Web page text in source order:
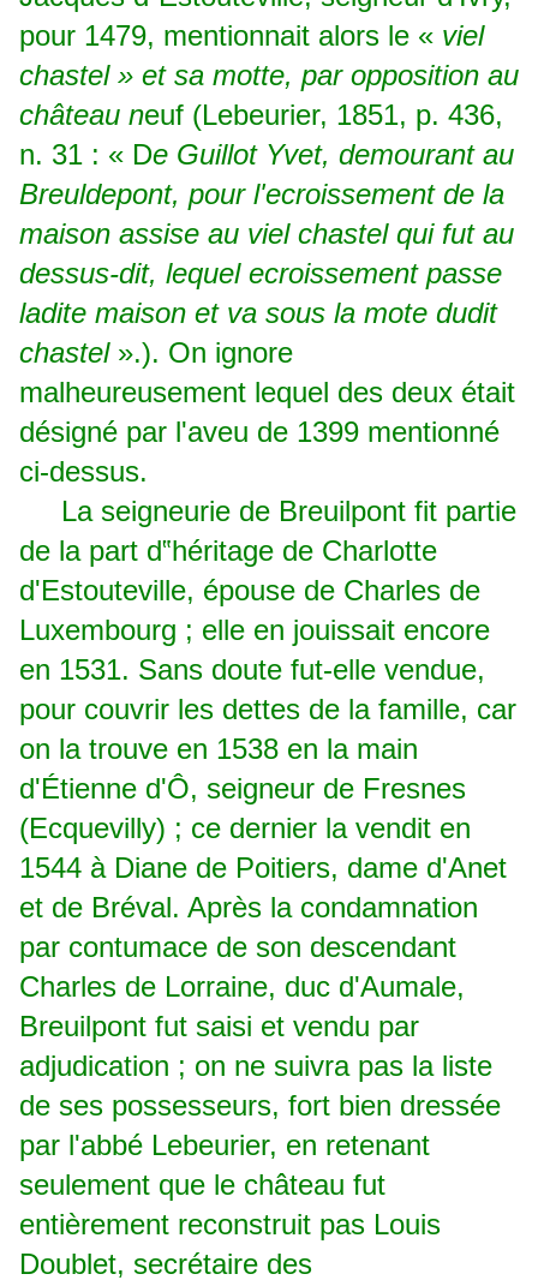
pour 1479, mentionnait alors le « viel
chastel » et sa motte, par opposition au
château neuf (Lebeurier, 1851, p. 436,
n. 31 : « De Guillot Yvet, demourant au
Breuldepont, pour l'ecroissement de la
maison assise au viel chastel qui fut au
dessus-dit, lequel ecroissement passe
ladite maison et va sous la mote dudit
chastel».). On ignore
malheureusement lequel des deux était
désigné par l'aveu de 1399 mentionné
ci-dessus.
La seigneurie de Breuilpont fit partie
de la part d‟héritage de Charlotte
d'Estouteville, épouse de Charles de
Luxembourg ; elle en jouissait encore
en 1531. Sans doute fut-elle vendue,
pour couvrir les dettes de la famille, car
on la trouve en 1538 en la main
d'Étienne d'Ô, seigneur de Fresnes
(Ecquevilly) ; ce dernier la vendit en
1544 à Diane de Poitiers, dame d'Anet
et de Bréval. Après la condamnation
par contumace de son descendant
Charles de Lorraine, duc d'Aumale,
Breuilpont fut saisi et vendu par
adjudication ; on ne suivra pas la liste
de ses possesseurs, fort bien dressée
par l'abbé Lebeurier, en retenant
seulement que le château fut
entièrement reconstruit pas Louis
Doublet, secrétaire des